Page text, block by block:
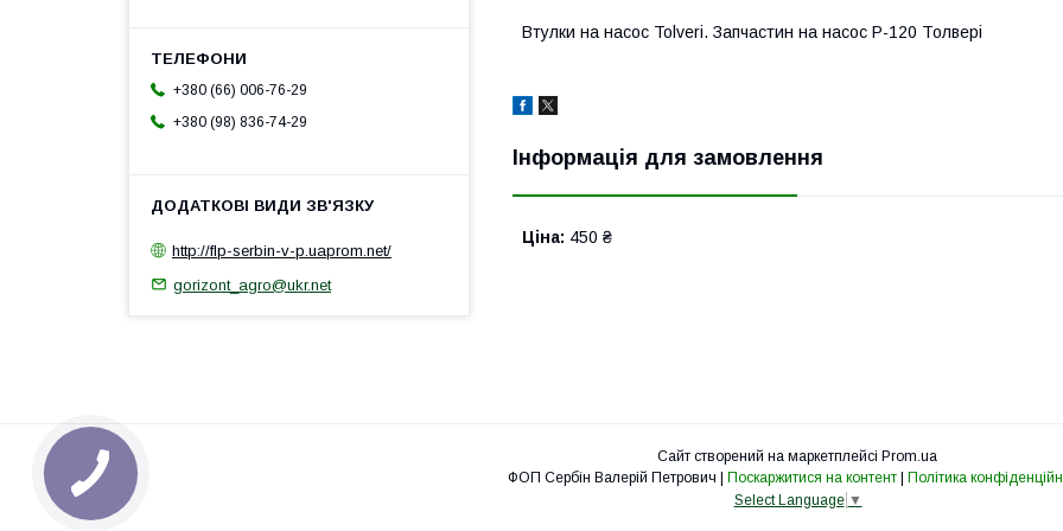
Втулки на насос Tolveri. Запчастин на насос Р-120 Толвері
Інформація для замовлення
Ціна: 450 ₴
+380 (66) 006-76-29
+380 (98) 836-74-29
http://flp-serbin-v-p.uaprom.net/
gorizont_agro@ukr.net
Сайт створений на маркетплейсі Prom.ua
Поскаржитися на контент
Політика
Select Language ▼